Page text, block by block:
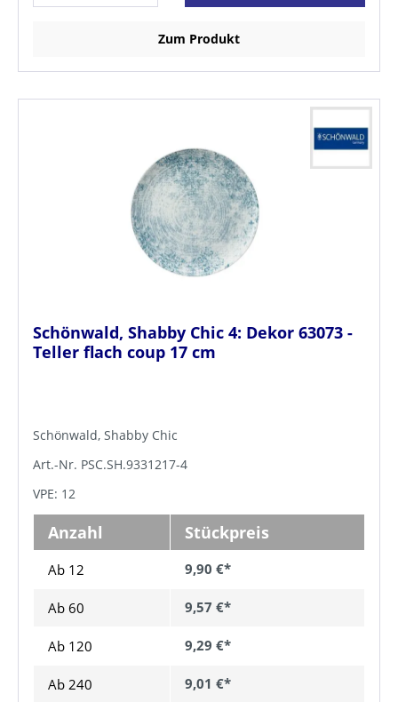
Zum Produkt
Schönwald, Shabby Chic 4: Dekor 63073 -
Teller flach coup 17 cm
Schönwald, Shabby Chic
Art.-Nr. PSC.SH.9331217-4
VPE: 12
Anzahl Stückpreis
Ab 12 9,90 €*
Ab 60 9,57 €*
Ab 120 9,29 €*
Ab 240 9,01 €*